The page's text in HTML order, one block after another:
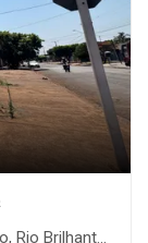
Brilhante-MS